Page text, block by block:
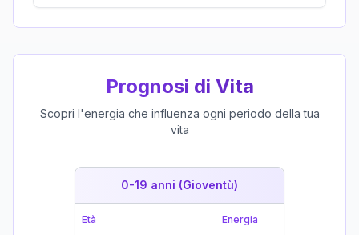
Prognosi di Vita
Scopri l'energia che influenza ogni periodo della tua
vita
0-19 anni (Gioventù)
Età Energia